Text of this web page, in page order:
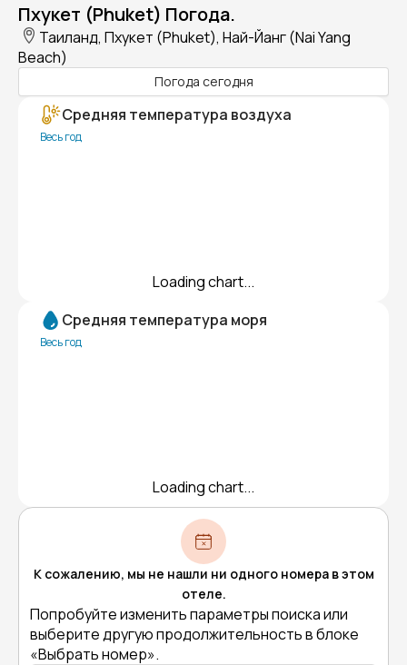
Пхукет (Phuket) Погода.
Таиланд, Пхукет (Phuket), Най-Йанг (Nai Yang
Beach)
Погода сегодня
Средняя температура воздуха
Весь год
Loading chart...
Средняя температура моря
Весь год
Loading chart...
К сожалению, мы не нашли ни одного номера в этом
отеле.
Попробуйте изменить параметры поиска или
выберите другую продолжительность в блоке
«Выбрать номер».